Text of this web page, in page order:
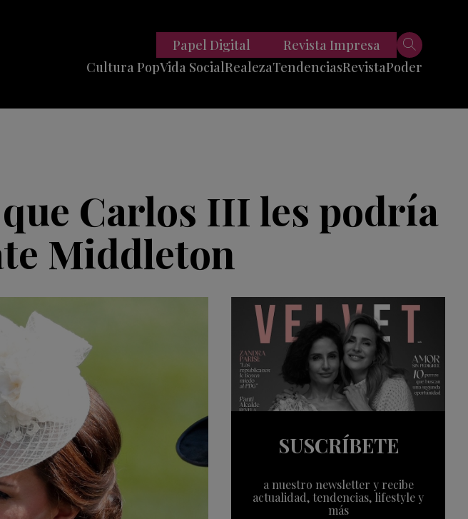
Cultura PopVida SocialRealezaTendencias
Viajes
Tech
RevistaPoder
Papel Digital Revista Impresa
Carlos III les podría
Middleton
SUSCRÍBETE
a nuestro newsletter y recibe
actualidad, tendencias, lifestyle y
más